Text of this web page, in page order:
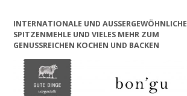
INTERNATIONALE UND AUSSERGEWÖHNLICHE S
PITZENMEHLE UND VIELES MEHR ZUM G
ENUSSREICHEN KOCHEN UND BACKEN